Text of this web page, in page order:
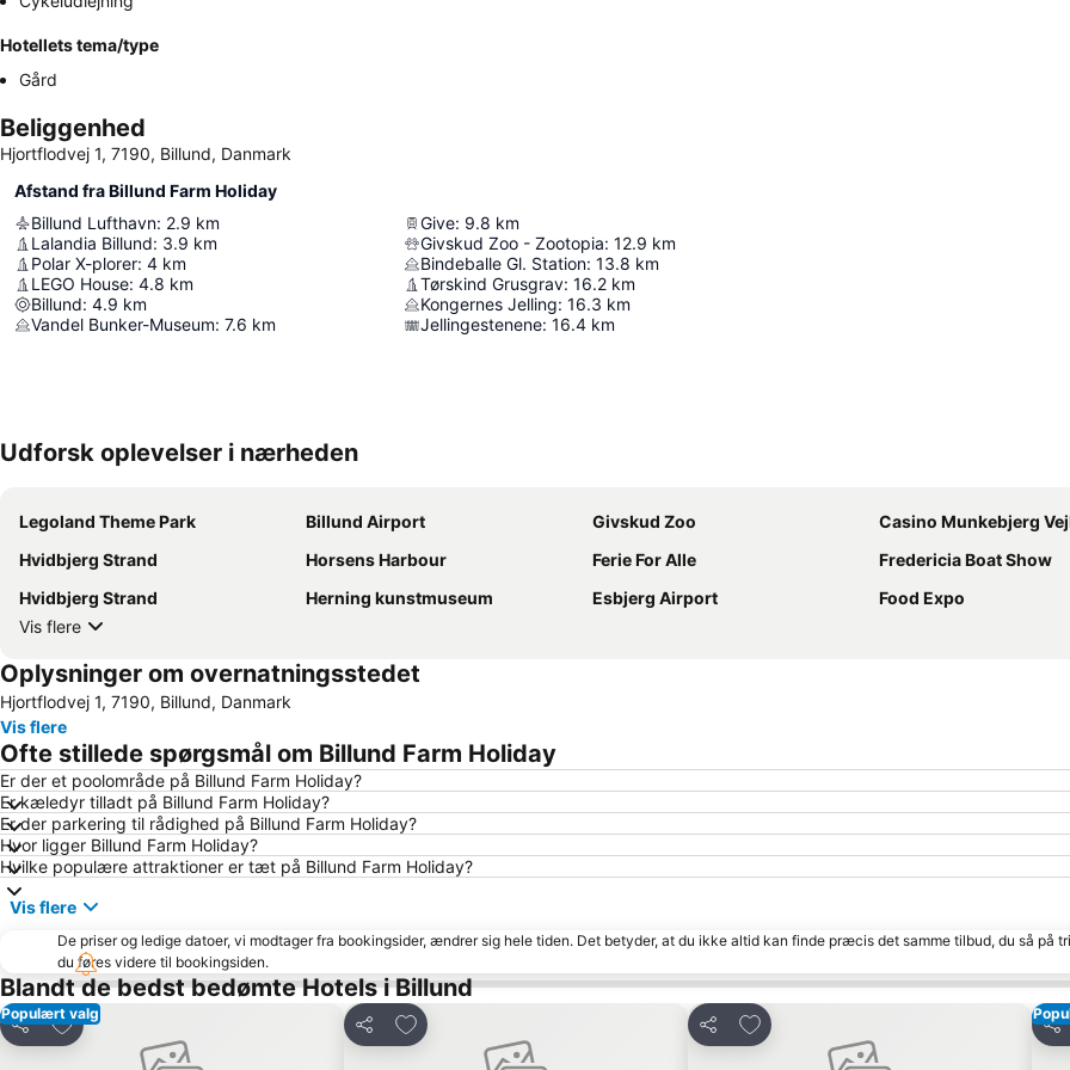
Hotellets tema/type
Gård
Beliggenhed
Hjortflodvej 1, 7190, Billund, Danmark
Afstand fra Billund Farm Holiday
Billund Lufthavn: 2.9 km
Lalandia Billund: 3.9 km
Polar X-plorer: 4 km
LEGO House: 4.8 km
Billund: 4.9 km
Vandel Bunker-Museum: 7.6 km
Give: 9.8 km
Givskud Zoo - Zootopia: 12.9 km
Bindeballe Gl. Station: 13.8 km
Tørskind Grusgrav: 16.2 km
Kongernes Jelling: 16.3 km
Jellingestenene: 16.4 km
Udforsk oplevelser i nærheden
Legoland Theme Park Billund Airport Givskud Zoo
Casino Munkebjerg
Hvidbjerg Strand
Horsens Harbour Ferie For Alle
Fredericia Boat Show
Hvidbjerg Strand
Herning kunstmuseum Esbjerg Airport
Food Expo
Vis flere
Oplysninger om overnatningsstedet
Hjortflodvej 1, 7190, Billund, Danmark
Vis flere
Ofte stillede spørgsmål om Billund Farm Holiday
Er der et poolområde på Billund Farm Holiday?
Er kæledyr tilladt på Billund Farm Holiday?
Er der parkering til rådighed på Billund Farm Holiday?
Hvor ligger Billund Farm Holiday?
Hvilke populære attraktioner er tæt på Billund Farm Holiday?
Vis flere
De priser og ledige datoer, vi modtager fra bookingsider, ændrer sig hele tiden. Det betyder, at du ikke altid kan finde præcis det samme tilbud, du så på
du føres videre til bookingsiden.
Blandt de bedst bedømte Hotels i Billund
Populært valg
Del
Føj til favoritter
Del
Føj til favoritter
Del
Føj til favoritter
Del